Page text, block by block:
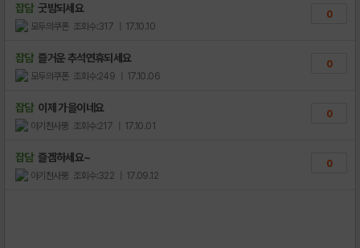
잡담 굿밤되세요
모두의쿠폰 조회수:317 | 17.10.10
0
잡담 즐거운 추석연휴되세요
모두의쿠폰 조회수:249 | 17.10.06
0
잡담 이제 가을이네요
아기천사뚱 조회수:217 | 17.10.01
0
잡담 즐겜하세요~
아기천사뚱 조회수:322 | 17.09.12
0